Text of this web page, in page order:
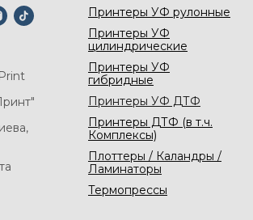
Принтеры УФ рулонные
Принтеры УФ
цилиндрические
Принтеры УФ
гибридные
Принтеры УФ ДТФ
Принтеры ДТФ (в т.ч.
Комплексы)
Плоттеры / Каландры /
Ламинаторы
Термопрессы